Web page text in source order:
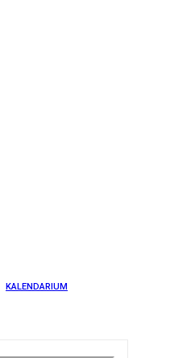
KALENDARIUM